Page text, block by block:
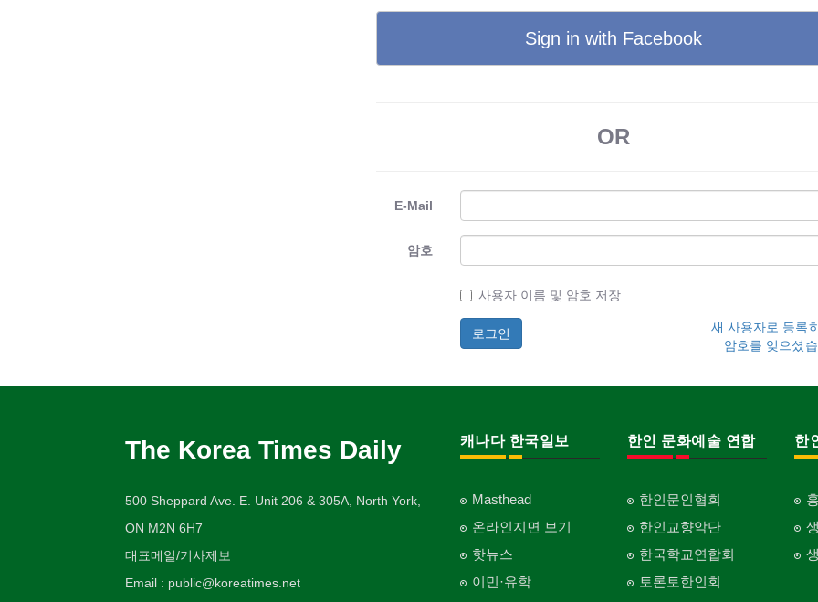
Sign in with Facebook
OR
E-Mail
암호
사용자 이름 및 암호 저장
새 사용자로 등록
암호를 잊으셨
The Korea Times Daily
500 Sheppard Ave. E. Unit 206 & 305A, North York,
ON M2N 6H7
대표메일/기사제보
Email : public@koreatimes.net
캐나다 한국일보
Masthead
온라인지면 보기
핫뉴스
이민·유학
한인 문화예술 연합
한인문인협회
한인교향악단
한국학교연합회
토론토한인회
한